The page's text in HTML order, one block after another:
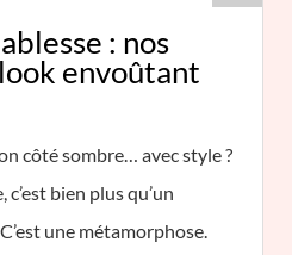
: nos
envoûtant
côté sombre… avec style ?
bien plus qu’un
une métamorphose.